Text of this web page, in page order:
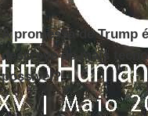
A promessa de Trump
descreve de mais
possível?